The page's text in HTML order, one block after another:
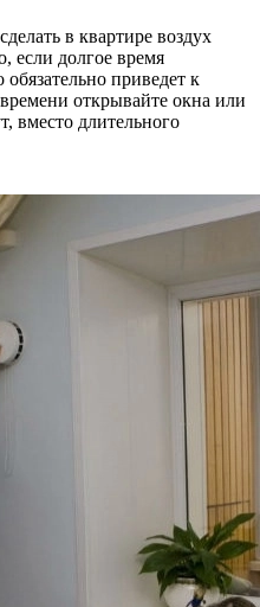
в квартире воздух
если долгое время
приведет к
открывайте окна или
вместо длительного